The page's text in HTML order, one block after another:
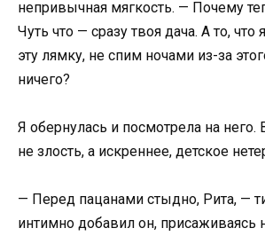
непривычная мягкость. — Почему
Чуть что — сразу твоя дача. А то, что
эту лямку, не спим ночами из-за
ничего?
Я обернулась и посмотрела на него.
не злость, а искреннее, детское
— Перед пацанами стыдно, Рита, —
интимно добавил он, присаживаясь